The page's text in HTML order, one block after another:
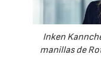
Inken
manillas de